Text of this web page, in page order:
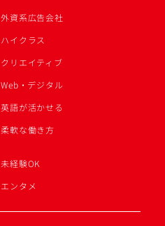
外資系広告会社
ハイクラス
クリエイティブ
Web・デジタル
英語が活かせる
柔軟な働き方
未経験OK
エンタメ